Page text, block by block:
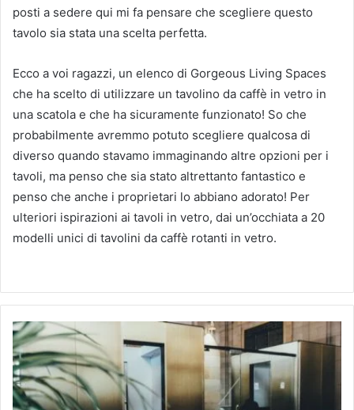
posti a sedere qui mi fa pensare che scegliere questo
tavolo sia stata una scelta perfetta.
Ecco a voi ragazzi, un elenco di Gorgeous Living Spaces
che ha scelto di utilizzare un tavolino da caffè in vetro in
una scatola e che ha sicuramente funzionato! So che
probabilmente avremmo potuto scegliere qualcosa di
diverso quando stavamo immaginando altre opzioni per i
tavoli, ma penso che sia stato altrettanto fantastico e
penso che anche i proprietari lo abbiano adorato! Per
ulteriori ispirazioni ai tavoli in vetro, dai un’occhiata a 20
modelli unici di tavolini da caffè rotanti in vetro.